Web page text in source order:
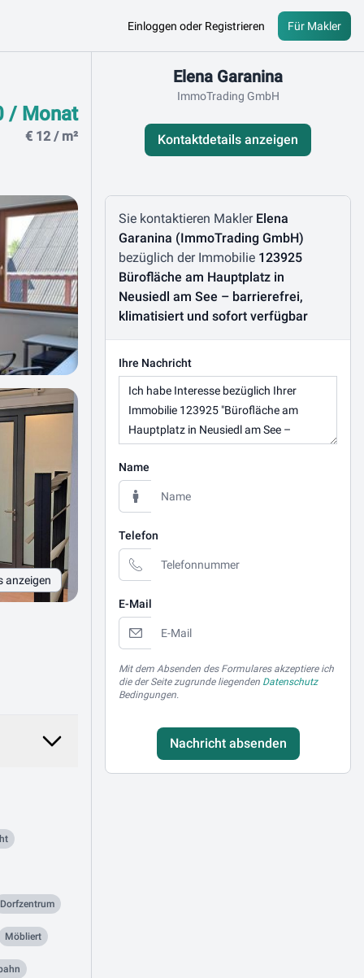
Einloggen oder Registrieren Für Makler
/ Monat
€ 12 / m²
anzeigen
Dorfzentrum
Möbliert
KontaktdatenElena Garanina
ImmoTrading GmbH
Kontaktdetails anzeigen
Nachricht schreiben
Sie kontaktieren Makler Elena
Garanina (ImmoTrading GmbH)
bezüglich der Immobilie 123925
Bürofläche am Hauptplatz in
Neusiedl am See – barrierefrei,
klimatisiert und sofort verfügbar
Ihre Nachricht
Name
Telefon
E-Mail
Mit dem Absenden des Formulares akzeptiere ich
die der Seite zugrunde liegenden Datenschutz
Bedingungen.
Nachricht absenden